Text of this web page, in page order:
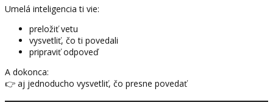
Umelá inteligencia ti vie:
preložiť vetu
vysvetliť, čo ti povedali
pripraviť odpoveď
A dokonca:
👉 aj jednoducho vysvetliť, čo presne povedať